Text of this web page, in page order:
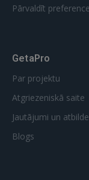
Pārvaldīt
GetaPro
Par projektu
Atgriezeniskā saite
Jautājumi un
Blogs